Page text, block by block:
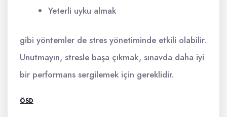
Yeterli uyku almak
gibi yöntemler de stres yönetiminde etkili olabilir.
Unutmayın, stresle başa çıkmak, sınavda daha iyi
bir performans sergilemek için gereklidir.
ÖSD